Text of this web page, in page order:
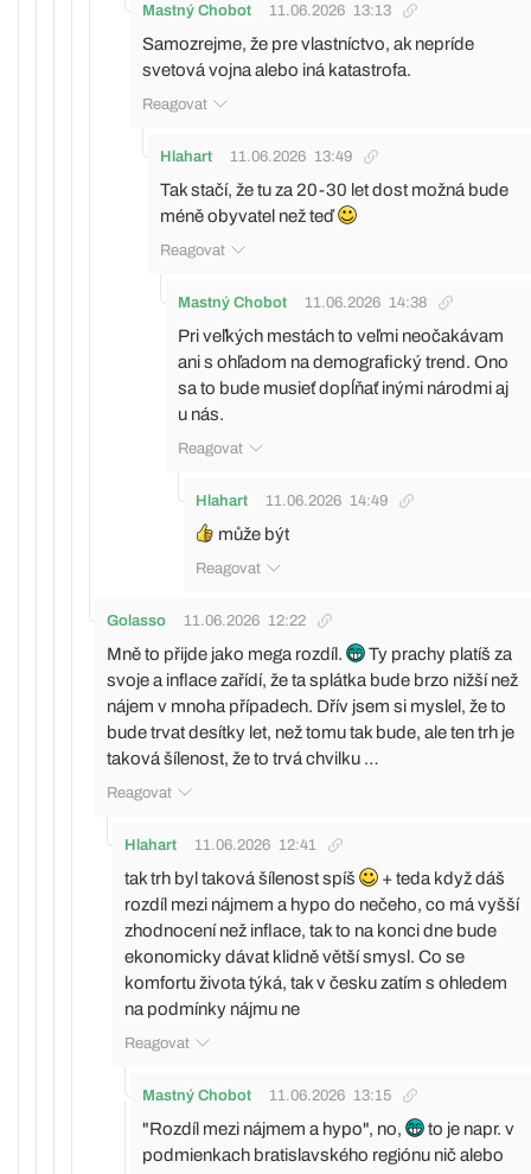
Mastný Chobot 11.06.2026 13:13
Samozrejme, že pre vlastníctvo, ak nepríde
svetová vojna alebo iná katastrofa.
Reagovat
Hlahart 11.06.2026 13:49
Tak stačí, že tu za 20-30 let dost možná bude
méně obyvatel než teď
Reagovat
Mastný Chobot 11.06.2026 14:38
Pri veľkých mestách to veľmi neočakávam
ani s ohľadom na demografický trend. Ono
sa to bude musieť dopĺňať inými národmi aj
u nás.
Reagovat
Hlahart 11.06.2026 14:49
může být
Reagovat
Golasso 11.06.2026 12:22
Mně to přijde jako mega rozdíl.
Ty prachy platíš za
svoje a inflace zařídí, že ta splátka bude brzo nižší než
nájem v mnoha případech. Dřív jsem si myslel, že to
bude trvat desítky let, než tomu tak bude, ale ten trh je
taková šílenost, že to trvá chvilku …
Reagovat
Hlahart 11.06.2026 12:41
tak trh byl taková šílenost spíš
+ teda když dáš
rozdíl mezi nájmem a hypo do nečeho, co má vyšší
zhodnocení než inflace, tak to na konci dne bude
ekonomicky dávat klidně větší smysl. Co se
komfortu života týká, tak v česku zatím s ohledem
na podmínky nájmu ne
Reagovat
Mastný Chobot 11.06.2026 13:15
"Rozdíl mezi nájmem a hypo", no,
to je napr. v
podmienkach bratislavského regiónu nič alebo